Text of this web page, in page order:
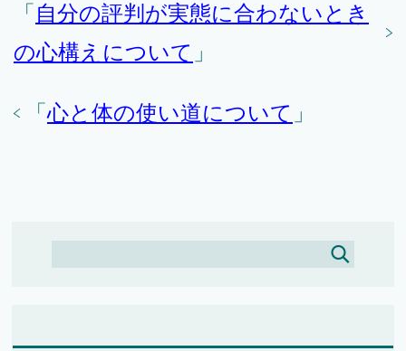
「 自分の評判が実態に合わないとき
の心構えについて 」
「心と体の使い道について 」